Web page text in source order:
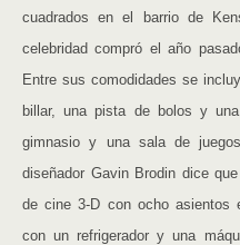
cuadrados en el barrio de
celebridad compró el año
Entre sus comodidades se
billar, una pista de bolos y
gimnasio y una sala de
diseñador Gavin Brodin dice
de cine 3-D con ocho asientos
con un refrigerador y una